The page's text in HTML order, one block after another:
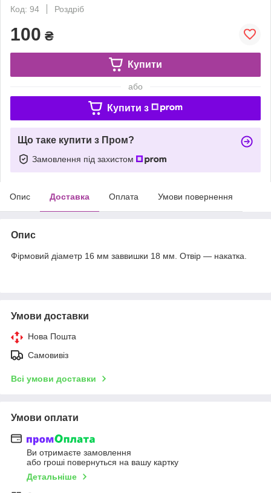
Код: 94
Роздріб
100 ₴
Купити
або
Купити з
Що таке купити з Пром?
Замовлення під захистом
Опис Доставка Оплата Умови повернення
Опис
Фірмовий діаметр 16 мм заввишки 18 мм. Отвір — накатка.
Умови доставки
Нова Пошта
Самовивіз
Всі умови доставки
Умови оплати
Ви отримаєте замовлення
або гроші повернуться на вашу картку
Детальніше